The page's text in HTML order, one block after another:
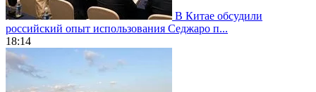
В Китае обсудили
российский опыт использования Седжаро п...
18:14